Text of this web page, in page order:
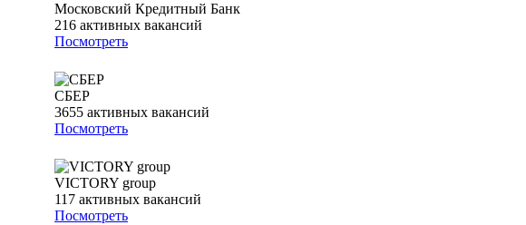
Московский Кредитный Банк
216 активных вакансий
Посмотреть
СБЕР
3655 активных вакансий
Посмотреть
VICTORY group
117 активных вакансий
Посмотреть